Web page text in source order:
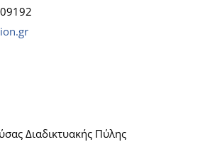
Διαδικτυακής Πύλης